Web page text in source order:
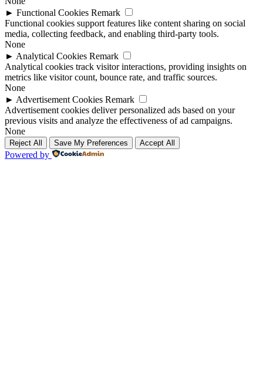
► Functional Cookies Remark
Functional cookies support features like content sharing on social
media, collecting feedback, and enabling third-party tools.
None
► Analytical Cookies Remark
Analytical cookies track visitor interactions, providing insights on
metrics like visitor count, bounce rate, and traffic sources.
None
► Advertisement Cookies Remark
Advertisement cookies deliver personalized ads based on your
previous visits and analyze the effectiveness of ad campaigns.
None
Reject All Save My Preferences Accept All
Powered by